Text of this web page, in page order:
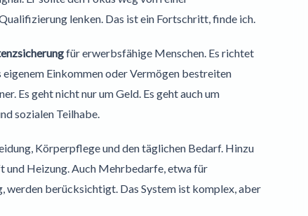
lenken. Das ist ein Fortschritt, finde ich.
für erwerbsfähige Menschen. Es richtet
eigenem Einkommen oder Vermögen bestreiten
Es geht nicht nur um Geld. Es geht auch um
sozialen Teilhabe.
Körperpflege und den täglichen Bedarf. Hinzu
und Heizung. Auch Mehrbedarfe, etwa für
werden berücksichtigt. Das System ist komplex, aber